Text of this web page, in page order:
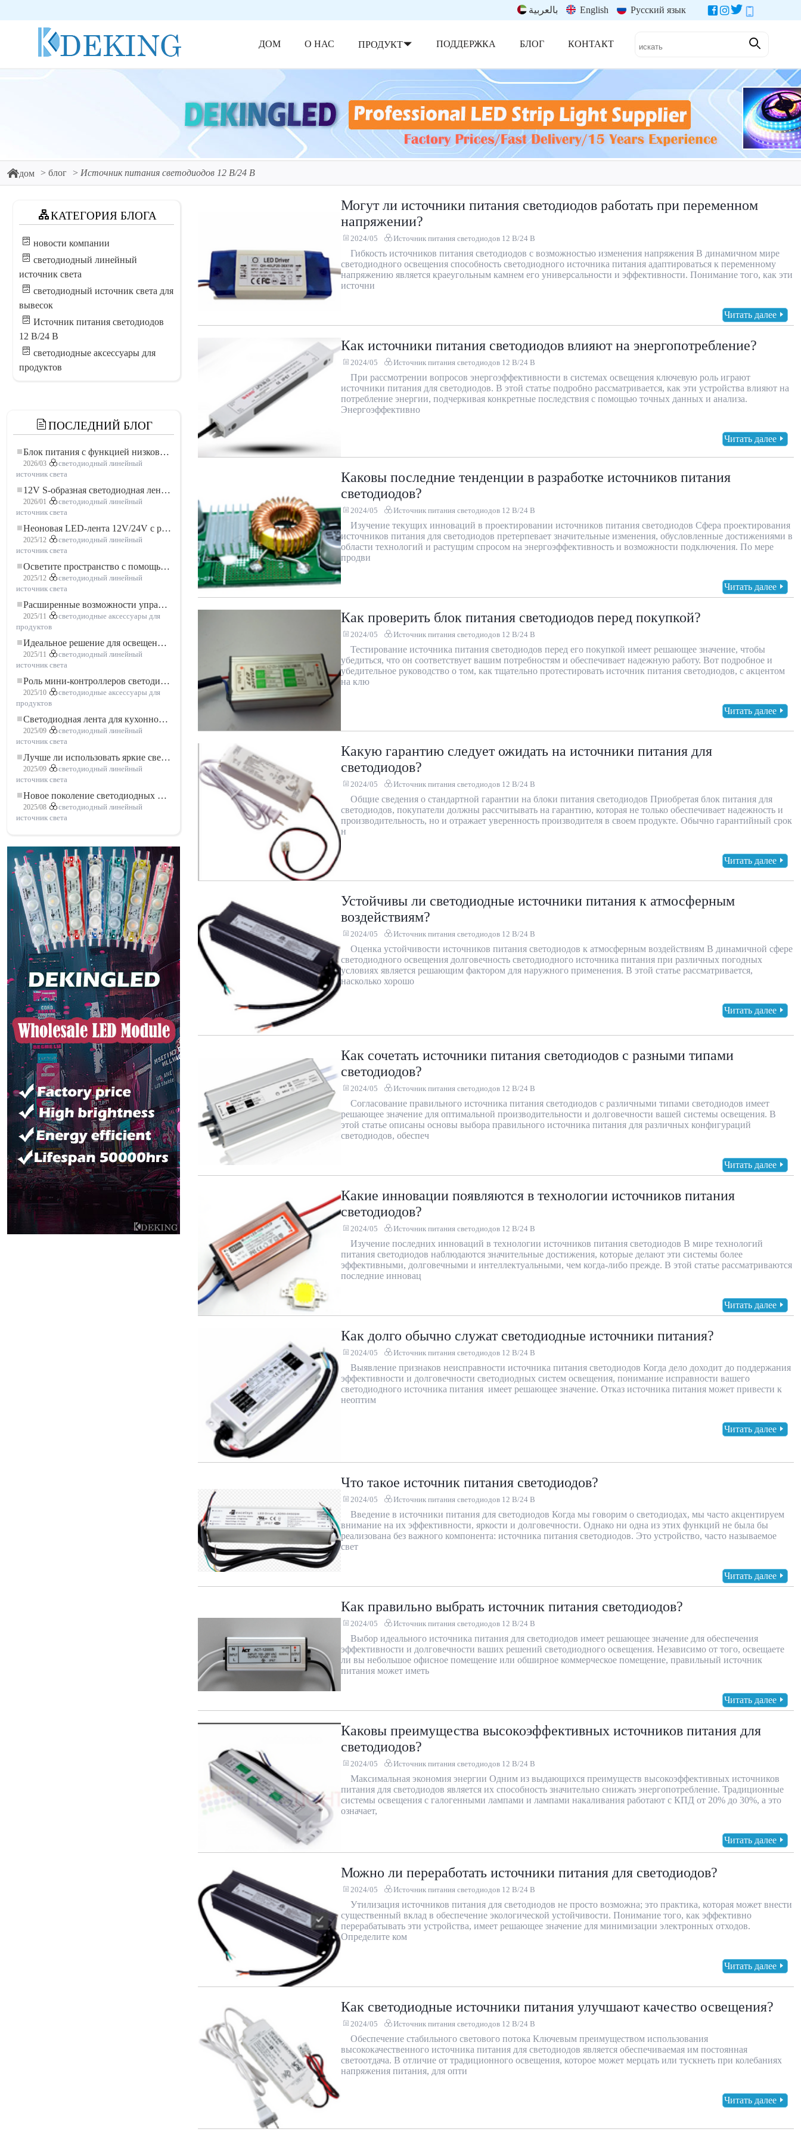
بالعربية English Русский язык
ДОМ О НАС ПРОДУКТ ПОДДЕРЖКА БЛОГ КОНТАКТ
дом блог Источник питания светодиодов 12 В/24 В
КАТЕГОРИЯ БЛОГА
новости компании
светодиодный линейный
источник света
светодиодный источник света для
вывесок
Источник питания светодиодов
12 В/24 В
светодиодные аксессуары для
продуктов
ПОСЛЕДНИЙ БЛОГ
Блок питания с функцией низковольтного плавного пуска для LED освещения
2026/03
светодиодный линейный
источник света
12V S-образная светодиодная лента: гибкое и эффективное решение для современного освещения
2026/01
светодиодный линейный
источник света
Неоновая LED-лента 12V/24V с резкой по 3 светодиода: современное неоновое освещение для любого пространства
2025/12
светодиодный линейный
источник света
Осветите пространство с помощью гибкой низковольтной неоновой LED-ленты
2025/12
светодиодный линейный
источник света
Расширенные возможности управления освещением: основные преимущества контроллера RGBW 5–24 В
2025/11
светодиодные аксессуары для
продуктов
Идеальное решение для освещения: гибкая светодиодная лента COB высокой плотности FOB для современного освещения
2025/11
светодиодный линейный
источник света
Роль мини-контроллеров светодиодов в проектах светодиодных лент
2025/10
светодиодные аксессуары для
продуктов
Светодиодная лента для кухонного шкафа: сенсорная светодиодная лента COB, которая меняет представление о домашнем и коммерческом освещении
2025/09
светодиодный линейный
источник света
Лучше ли использовать яркие светодиодные лампы?
2025/09
светодиодный линейный
источник света
Новое поколение светодиодных лент: свободная резка для неограниченных возможностей
2025/08
светодиодный линейный
источник света
Могут ли источники питания светодиодов работать при переменном
напряжении?
2024/05 Источник питания светодиодов 12 В/24 В
Гибкость источников питания светодиодов с возможностью изменения напряжения В динамичном мире
светодиодного освещения способность светодиодного источника питания адаптироваться к переменному
напряжению является краеугольным камнем его универсальности и эффективности. Понимание того, как эти
источни
Читать далее
Как источники питания светодиодов влияют на энергопотребление?
2024/05 Источник питания светодиодов 12 В/24 В
При рассмотрении вопросов энергоэффективности в системах освещения ключевую роль играют
источники питания для светодиодов. В этой статье подробно рассматривается, как эти устройства влияют на
потребление энергии, подчеркивая конкретные последствия с помощью точных данных и анализа.
Энергоэффективно
Читать далее
Каковы последние тенденции в разработке источников питания
светодиодов?
2024/05 Источник питания светодиодов 12 В/24 В
Изучение текущих инноваций в проектировании источников питания светодиодов Сфера проектирования
источников питания для светодиодов претерпевает значительные изменения, обусловленные достижениями в
области технологий и растущим спросом на энергоэффективность и возможности подключения. По мере
продви
Читать далее
Как проверить блок питания светодиодов перед покупкой?
2024/05 Источник питания светодиодов 12 В/24 В
Тестирование источника питания светодиодов перед его покупкой имеет решающее значение, чтобы
убедиться, что он соответствует вашим потребностям и обеспечивает надежную работу. Вот подробное и
убедительное руководство о том, как тщательно протестировать источник питания светодиодов, с акцентом
на клю
Читать далее
Какую гарантию следует ожидать на источники питания для
светодиодов?
2024/05 Источник питания светодиодов 12 В/24 В
Общие сведения о стандартной гарантии на блоки питания светодиодов Приобретая блок питания для
светодиодов, покупатели должны рассчитывать на гарантию, которая не только обеспечивает надежность и
производительность, но и отражает уверенность производителя в своем продукте. Обычно гарантийный срок
н
Читать далее
Устойчивы ли светодиодные источники питания к атмосферным
воздействиям?
2024/05 Источник питания светодиодов 12 В/24 В
Оценка устойчивости источников питания светодиодов к атмосферным воздействиям В динамичной сфере
светодиодного освещения долговечность светодиодного источника питания при различных погодных
условиях является решающим фактором для наружного применения. В этой статье рассматривается,
насколько хорошо
Читать далее
Как сочетать источники питания светодиодов с разными типами
светодиодов?
2024/05 Источник питания светодиодов 12 В/24 В
Согласование правильного источника питания светодиодов с различными типами светодиодов имеет
решающее значение для оптимальной производительности и долговечности вашей системы освещения. В
этой статье описаны основы выбора правильного источника питания для различных конфигураций
светодиодов, обеспеч
Читать далее
Какие инновации появляются в технологии источников питания
светодиодов?
2024/05 Источник питания светодиодов 12 В/24 В
Изучение последних инноваций в технологии источников питания светодиодов В мире технологий
питания светодиодов наблюдаются значительные достижения, которые делают эти системы более
эффективными, долговечными и интеллектуальными, чем когда-либо прежде. В этой статье рассматриваются
последние инновац
Читать далее
Как долго обычно служат светодиодные источники питания?
2024/05 Источник питания светодиодов 12 В/24 В
Выявление признаков неисправности источника питания светодиодов Когда дело доходит до поддержания
эффективности и долговечности светодиодных систем освещения, понимание исправности вашего
светодиодного источника питания имеет решающее значение. Отказ источника питания может привести к
неоптим
Читать далее
Что такое источник питания светодиодов?
2024/05 Источник питания светодиодов 12 В/24 В
Введение в источники питания для светодиодов Когда мы говорим о светодиодах, мы часто акцентируем
внимание на их эффективности, яркости и долговечности. Однако ни одна из этих функций не была бы
реализована без важного компонента: источника питания светодиодов. Это устройство, часто называемое
свет
Читать далее
Как правильно выбрать источник питания светодиодов?
2024/05 Источник питания светодиодов 12 В/24 В
Выбор идеального источника питания для светодиодов имеет решающее значение для обеспечения
эффективности и долговечности ваших решений светодиодного освещения. Независимо от того, освещаете
ли вы небольшое офисное помещение или обширное коммерческое помещение, правильный источник
питания может иметь
Читать далее
Каковы преимущества высокоэффективных источников питания для
светодиодов?
2024/05 Источник питания светодиодов 12 В/24 В
Максимальная экономия энергии Одним из выдающихся преимуществ высокоэффективных источников
питания для светодиодов является их способность значительно снижать энергопотребление. Традиционные
системы освещения с галогенными лампами и лампами накаливания работают с КПД от 20% до 30%, а это
означает,
Читать далее
Можно ли переработать источники питания для светодиодов?
2024/05 Источник питания светодиодов 12 В/24 В
Утилизация источников питания для светодиодов не просто возможна; это практика, которая может внести
существенный вклад в обеспечение экологической устойчивости. Понимание того, как эффективно
перерабатывать эти устройства, имеет решающее значение для минимизации электронных отходов.
Определите ком
Читать далее
Как светодиодные источники питания улучшают качество освещения?
2024/05 Источник питания светодиодов 12 В/24 В
Обеспечение стабильного светового потока Ключевым преимуществом использования
высококачественного источника питания для светодиодов является обеспечиваемая им постоянная
светоотдача. В отличие от традиционного освещения, которое может мерцать или тускнеть при колебаниях
напряжения питания, для опти
Читать далее